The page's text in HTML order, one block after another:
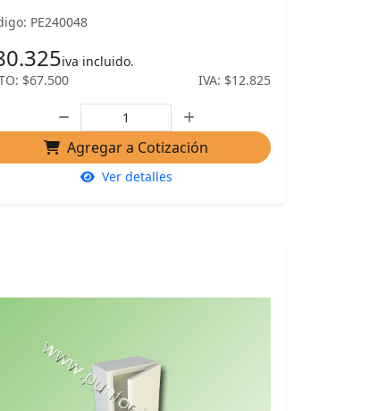
PE240048
iva incluido.
$67.500
IVA: $12.825
Agregar a Cotización
Ver detalles